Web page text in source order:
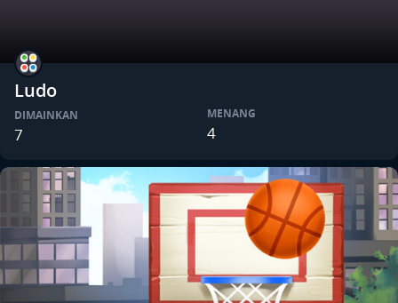
Ludo
DIMAINKAN
7
MENANG
4